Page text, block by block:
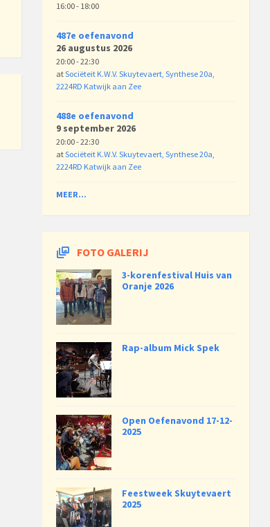
16:00 - 18:00
487e oefenavond
26 augustus 2026
20:00 - 22:30
atSociëteit K.W.V. Skuytevaert, Synthese 20a,
2224RD Katwijk aan Zee
488e oefenavond
9 september 2026
20:00 - 22:30
atSociëteit K.W.V. Skuytevaert, Synthese 20a,
2224RD Katwijk aan Zee
MEER...
FOTO GALERIJ
3-korenfestival Huis van
Oranje 2026
Rap-album Mick Spek
Open Oefenavond 17-12-
2025
Feestweek Skuytevaert
2025